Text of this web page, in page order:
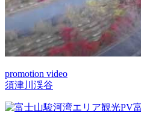
promotion video
須津川渓谷